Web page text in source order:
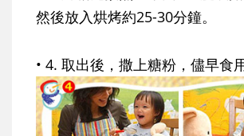
然後放入烘烤約25-30分鐘。
• 4. 取出後，撒上糖粉，儘早食用